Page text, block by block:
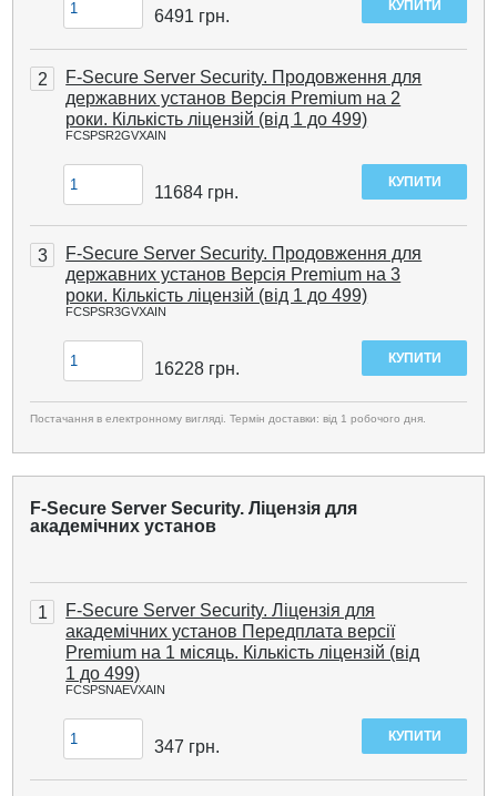
6491 грн.
2
F-Secure Server Security. Продовження для
державних установ Версія Premium на 2
роки. Кількість ліцензій (від 1 до 499)
FCSPSR2GVXAIN
11684 грн.
3
F-Secure Server Security. Продовження для
державних установ Версія Premium на 3
роки. Кількість ліцензій (від 1 до 499)
FCSPSR3GVXAIN
16228 грн.
Постачання в електронному вигляді. Термін доставки: від 1 робочого дня.
F-Secure Server Security. Ліцензія для
академічних установ
1
F-Secure Server Security. Ліцензія для
академічних установ Передплата версії
Premium на 1 місяць. Кількість ліцензій (від
1 до 499)
FCSPSNAEVXAIN
347 грн.